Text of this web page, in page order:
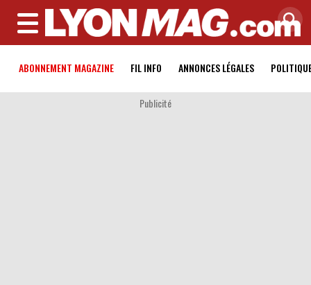
MENU
ABONNEMENT MAGAZINE FIL INFO ANNONCES LÉGALES
Publicité